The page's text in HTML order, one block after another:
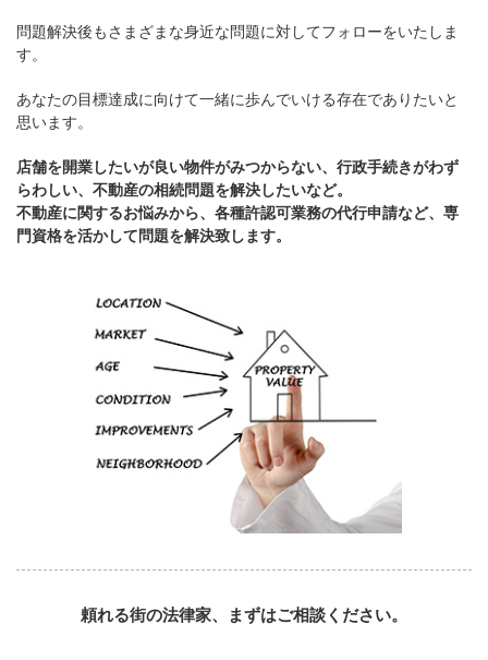
問題解決後もさまざまな身近な問題に対してフォローをいたしま
す。
あなたの目標達成に向けて一緒に歩んでいける存在でありたいと
思います。
店舗を開業したいが良い物件がみつからない、行政手続きがわず
らわしい、不動産の相続問題を解決したいなど。
不動産に関するお悩みから、各種許認可業務の代行申請など、専
門資格を活かして問題を解決致します。
頼れる街の法律家、まずはご相談ください。